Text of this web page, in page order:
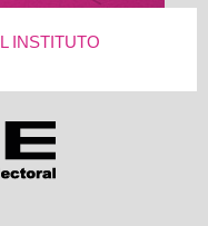
INSTITUTO